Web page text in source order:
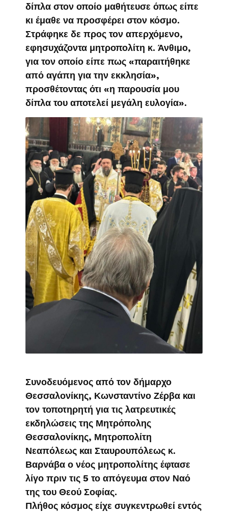
δίπλα στον οποίο μαθήτευσε όπως είπε
κι έμαθε να προσφέρει στον κόσμο.
Στράφηκε δε προς τον απερχόμενο,
εφησυχάζοντα μητροπολίτη κ. Άνθιμο,
για τον οποίο είπε πως «παραιτήθηκε
από αγάπη για την εκκλησία»,
προσθέτοντας ότι «η παρουσία μου
δίπλα του αποτελεί μεγάλη ευλογία».
Συνοδευόμενος από τον δήμαρχο
Θεσσαλονίκης, Κωνσταντίνο Ζέρβα και
τον τοποτηρητή για τις λατρευτικές
εκδηλώσεις της Μητρόπολης
Θεσσαλονίκης, Μητροπολίτη
Νεαπόλεως και Σταυρουπόλεως κ.
Βαρνάβα ο νέος μητροπολίτης έφτασε
λίγο πριν τις 5 το απόγευμα στον Ναό
της του Θεού Σοφίας.
Πλήθος κόσμος είχε συγκεντρωθεί εντός